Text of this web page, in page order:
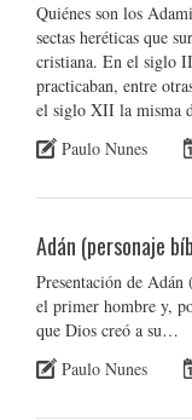
Quiénes son los
sectas heréticas que
cristiana. En el siglo
practicaban, entre
el siglo XII la misma
Paulo Nunes
Adán (personaje
Presentación de
el primer hombre y,
que Dios creó a su…
Paulo Nunes